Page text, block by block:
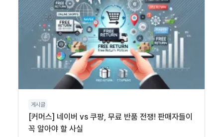
게시글
[커머스] 네이버 vs 쿠팡, 무료 반품 전쟁! 판매자들이
꼭 알아야 할 사실